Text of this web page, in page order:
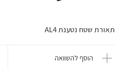
תאורת שטח נטענת AL4
הוסף להשוואה